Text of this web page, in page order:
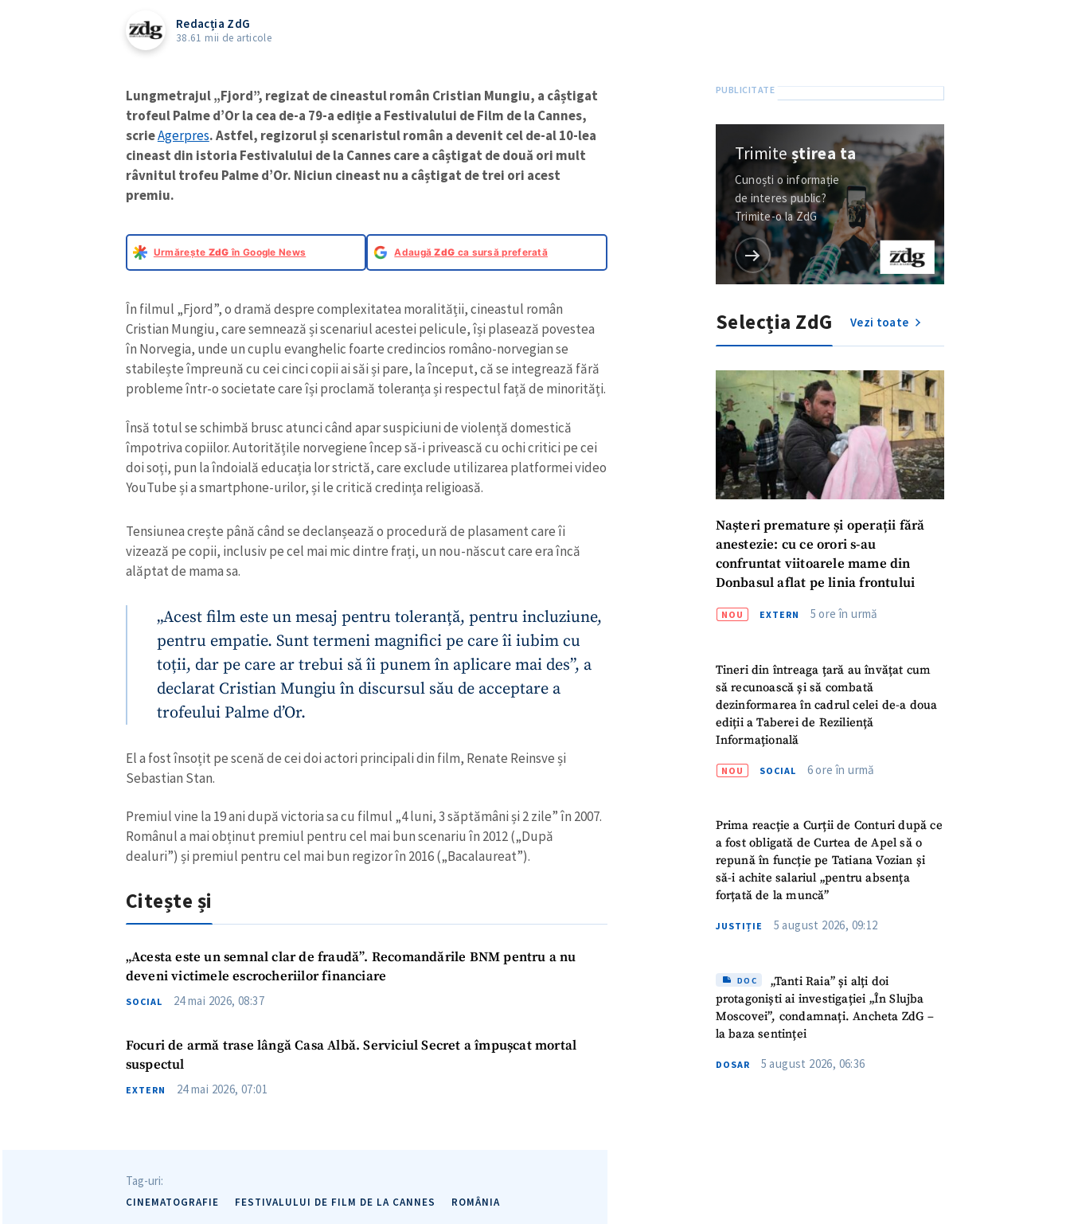
Redacția ZdG
38.61 mii de articole
Lungmetrajul „Fjord”, regizat de cineastul român Cristian Mungiu, a câștigat
trofeul Palme d’Or la cea de-a 79-a ediție a Festivalului de Film de la Cannes,
scrieAgerpres. Astfel, regizorul și scenaristul român a devenit cel de-al 10-lea
cineast din istoria Festivalului de la Cannes care a câștigat de două ori mult
râvnitul trofeu Palme d’Or. Niciun cineast nu a câștigat de trei ori acest
premiu.
Urmărește ZdG în Google News AdaugăZdG ca sursă preferată
În filmul „Fjord”, o dramă despre complexitatea moralității, cineastul român
Cristian Mungiu, care semnează și scenariul acestei pelicule, își plasează povestea
în Norvegia, unde un cuplu evanghelic foarte credincios româno-norvegian se
stabilește împreună cu cei cinci copii ai săi și pare, la început, că se integrează fără
probleme într-o societate care își proclamă toleranța și respectul față de minorități.
Însă totul se schimbă brusc atunci când apar suspiciuni de violență domestică
împotriva copiilor. Autoritățile norvegiene încep să-i privească cu ochi critici pe cei
doi soți, pun la îndoială educația lor strictă, care exclude utilizarea platformei video
YouTube și a smartphone-urilor, și le critică credința religioasă.
Tensiunea crește până când se declanșează o procedură de plasament care îi
vizează pe copii, inclusiv pe cel mai mic dintre frați, un nou-născut care era încă
alăptat de mama sa.
„Acest film este un mesaj pentru toleranță, pentru incluziune,
pentru empatie. Sunt termeni magnifici pe care îi iubim cu
toții, dar pe care ar trebui să îi punem în aplicare mai des”, a
declarat Cristian Mungiu în discursul său de acceptare a
trofeului Palme d’Or.
El a fost însoțit pe scenă de cei doi actori principali din film, Renate Reinsve și
Sebastian Stan.
Premiul vine la 19 ani după victoria sa cu filmul „4 luni, 3 săptămâni și 2 zile” în 2007.
Românul a mai obținut premiul pentru cel mai bun scenariu în 2012 („După
dealuri”) și premiul pentru cel mai bun regizor în 2016 („Bacalaureat”).
Citește și
„Acesta este un semnal clar de fraudă”. Recomandările BNM pentru a nu
deveni victimele escrocheriilor financiare
SOCIAL 24 mai 2026, 08:37
Focuri de armă trase lângă Casa Albă. Serviciul Secret a împușcat mortal
suspectul
EXTERN 24 mai 2026, 07:01
Tag-uri:
CINEMATOGRAFIE FESTIVALULUI DE FILM DE LA CANNES ROMÂNIA
Trimiteștirea ta
Cunoști o informație
de interes public?
Trimite-o la ZdG
Selecția ZdG Vezi toate
Nașteri premature și operații fără
anestezie: cu ce orori s-au
confruntat viitoarele mame din
Donbasul aflat pe linia frontului
NOU EXTERN 5 ore în urmă
Tineri din întreaga țară au învățat cum
să recunoască și să combată
dezinformarea în cadrul celei de-a doua
ediții a Taberei de Reziliență
Informațională
NOU SOCIAL 6 ore în urmă
Prima reacție a Curții de Conturi după ce
a fost obligată de Curtea de Apel să o
repună în funcție pe Tatiana Vozian și
să-i achite salariul „pentru absența
forțată de la muncă”
JUSTIȚIE 5 august 2026, 09:12
DOC
„Tanti Raia” și alți doi
protagoniști ai investigației „În Slujba
Moscovei”, condamnați. Ancheta ZdG –
la baza sentinței
DOSAR 5 august 2026, 06:36
ȘTIREA MEA
Fotografie + Încarcă imagine
Mesajul știrei + Mesajul știrei
+ Numele meu
+ Emailul meu
TRIMITE ȘTIREA